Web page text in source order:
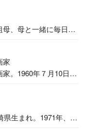
母、母と一緒に毎日の
家
。1960年７月10日生
生まれ。1971年、